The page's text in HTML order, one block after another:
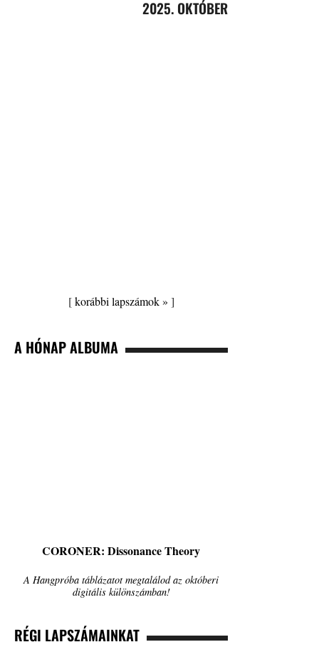
2025. OKTÓBER
[korábbi lapszámok » ]
A HÓNAP ALBUMA
CORONER: Dissonance Theory
A Hangpróba táblázatot megtalálod az októberi
digitális különszámban!
RÉGI LAPSZÁMAINKAT